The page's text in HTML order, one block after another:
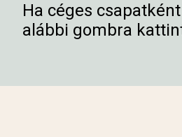
Ha céges
alábbi gombra